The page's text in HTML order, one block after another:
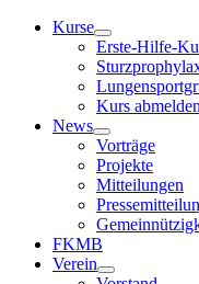
Kurse
Erste-Hilfe-
Kurs abmelden
News
Vorträge
Projekte
Mitteilungen
FKMB
Verein